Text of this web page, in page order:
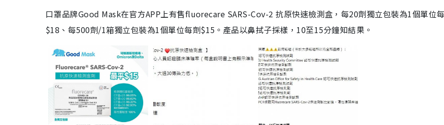
口罩品牌Good Mask在官方APP上有售fluorecare SARS-Cov-2 抗原快速檢測盒，每20劑獨立包裝為1個單位
$18、每500劑/1箱獨立包裝為1個單位每劑$15。產品以鼻拭子採樣，10至15分鐘知結果。